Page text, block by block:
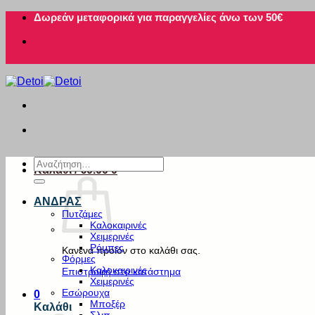
Μετάβαση
περιεχόμενο
Δωρεάν μεταφορικά για παραγγελίες άνω των 50€
Καλάθι /€0.00 0
Κανένα προϊόν στο καλάθι σας.
Επιστροφή στο κατάστημα
0
Καλάθι
Αναζήτηση
για:
ΑΝΔΡΑΣ
Πυτζάμες
Καλοκαιρινές
Χειμερινές
Ρόμπες
Φόρμες
Καλοκαιρινές
Χειμερινές
Εσώρουχα
Μποξέρ